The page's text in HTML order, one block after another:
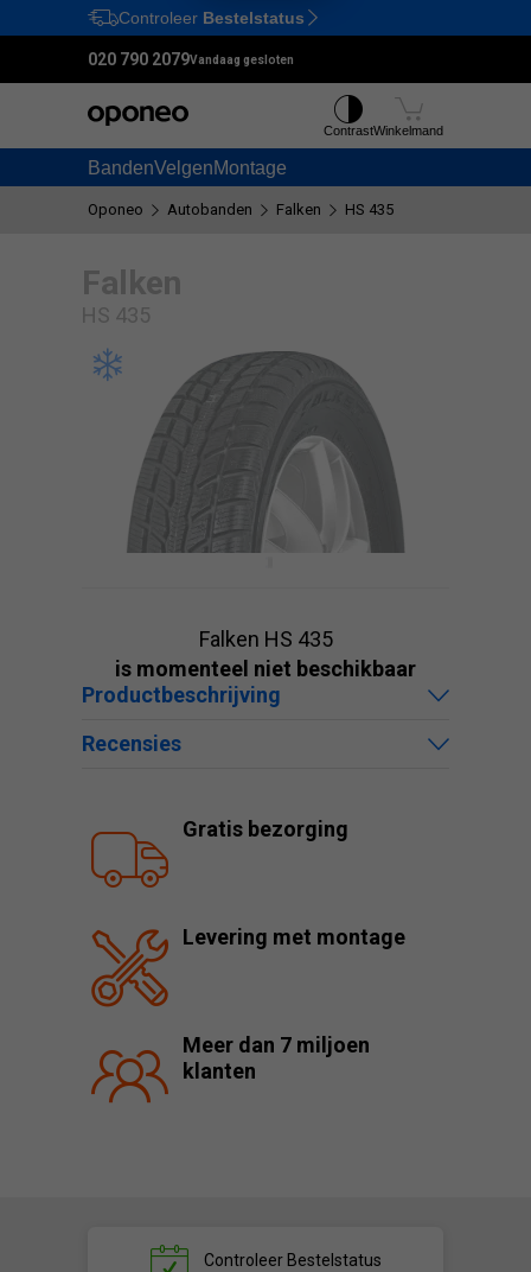
Ctrl M
Controleer Bestelstatus
020 790 2079Vandaag gesloten
BandenVelgenMontage
ContrastWinkelmand
Oponeo Autobanden Falken HS 435
Falken
HS 435
Falken HS 435
is momenteel niet beschikbaar
Productbeschrijving
Recensies
Gratis bezorging
Levering met montage
Meer dan 7 miljoen
klanten
ControleerBestelstatus